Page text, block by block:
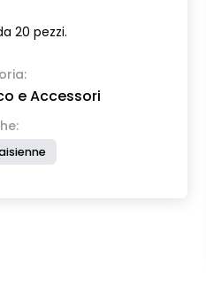
20 pezzi.
e Accessori